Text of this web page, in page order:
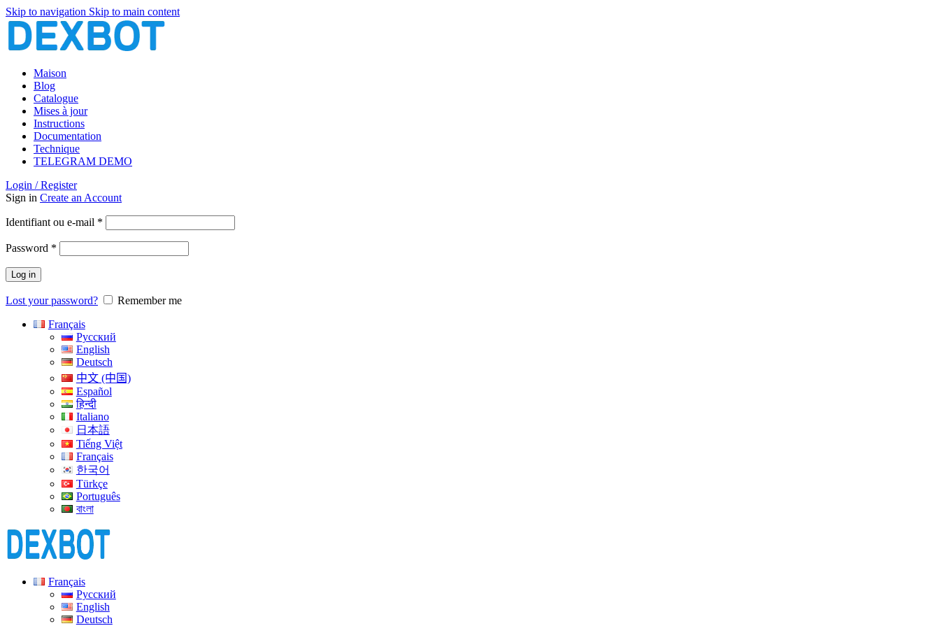
Skip to navigation Skip to main content
Maison
Blog
Catalogue
Mises à jour
Instructions
Documentation
Technique
TELEGRAM DEMO
Login / Register
Sign in Create an Account
Identifiant ou e-mail *
Password *
Log in
Lost your password?
Remember me
Français
Русский
English
Deutsch
中文 (中国)
Español
हिन्दी
Italiano
日本語
Tiếng Việt
Français
한국어
Türkçe
Português
বাংলা
Français
Русский
English
Deutsch